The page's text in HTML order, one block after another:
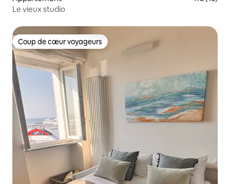
Le vieux studio
Coup de cœur voyageurs
Coup de cœur voyageurs